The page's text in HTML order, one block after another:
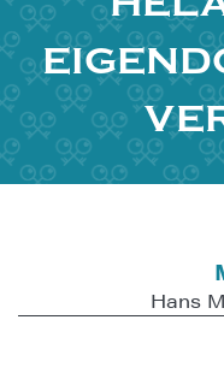
Hans